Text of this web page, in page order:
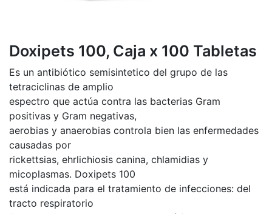
Doxipets 100, Caja x 100 Tabletas
Es un antibiótico semisintetico del grupo de las
tetraciclinas de amplio
espectro que actúa contra las bacterias Gram
positivas y Gram negativas,
aerobias y anaerobias controla bien las enfermedades
causadas por
rickettsias, ehrlichiosis canina, chlamidias y
micoplasmas. Doxipets 100
está indicada para el tratamiento de infecciones: del
tracto respiratorio